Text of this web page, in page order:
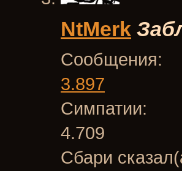
NtMerk
Сообщения:
3.897
Симпатии:
4.709
Сбари